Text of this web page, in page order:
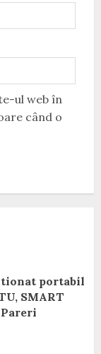
ul web în
când o
portabil
SMART